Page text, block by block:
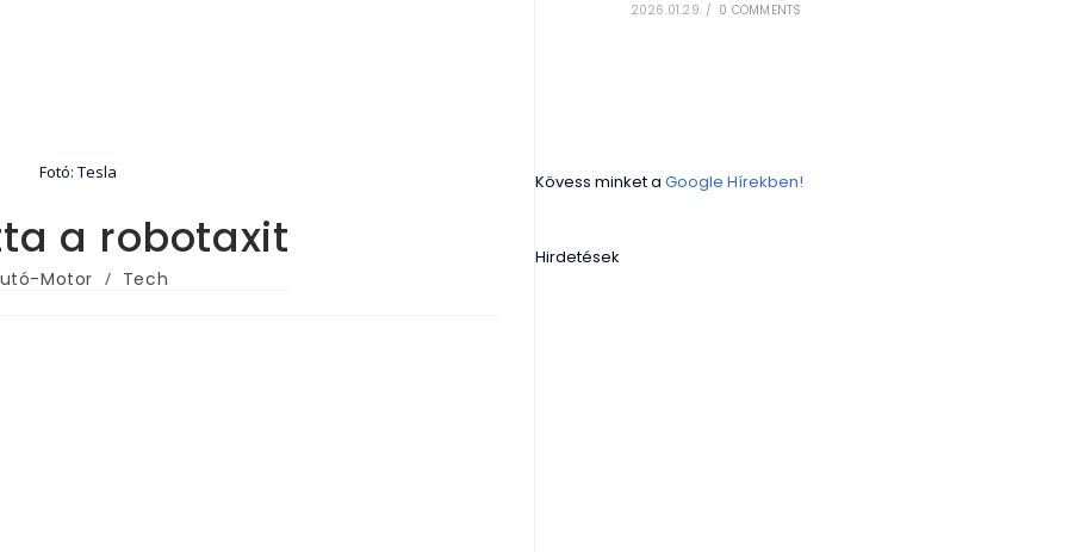
Fotó: Tesla
a robotaxit
Motor / Tech
2026.01.29. / 0 COMMENTS
Kövess minket aGoogle Hírekben!
Hirdetések